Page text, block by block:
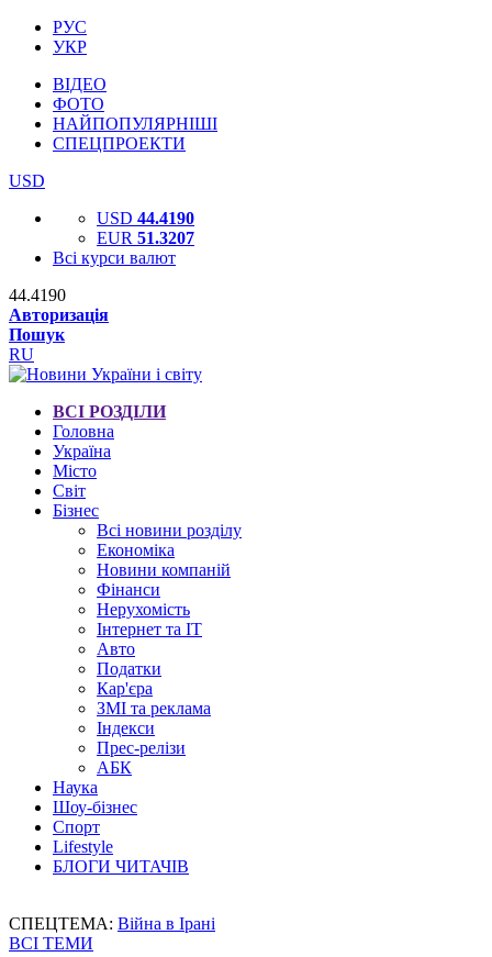
РУС
УКР
ВІДЕО
ФОТО
НАЙПОПУЛЯРНІШІ
СПЕЦПРОЕКТИ
USD
USD 44.4190
EUR 51.3207
Всі курси валют
44.4190
Авторизація
Пошук
RU
ВСІ РОЗДІЛИ
Головна
Україна
Місто
Світ
Бізнес
Всі новини розділу
Економіка
Новини компаній
Фінанси
Нерухомість
Інтернет та IT
Авто
Податки
Кар'єра
ЗМІ та реклама
Індекси
Прес-релізи
АБК
Наука
Шоу-бізнес
Спорт
Lifestyle
БЛОГИ ЧИТАЧІВ
СПЕЦТЕМА: Війна в Ірані
ВСІ ТЕМИ